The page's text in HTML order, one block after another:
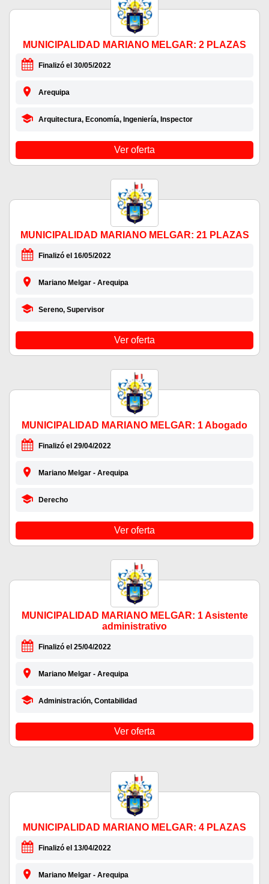
MUNICIPALIDAD MARIANO MELGAR: 2 PLAZAS
Finalizó el 30/05/2022
Arequipa
Arquitectura, Economía, Ingeniería, Inspector
Ver oferta
MUNICIPALIDAD MARIANO MELGAR: 21 PLAZAS
Finalizó el 16/05/2022
Mariano Melgar - Arequipa
Sereno, Supervisor
Ver oferta
MUNICIPALIDAD MARIANO MELGAR: 1 Abogado
Finalizó el 29/04/2022
Mariano Melgar - Arequipa
Derecho
Ver oferta
MUNICIPALIDAD MARIANO MELGAR: 1 Asistente
administrativo
Finalizó el 25/04/2022
Mariano Melgar - Arequipa
Administración, Contabilidad
Ver oferta
MUNICIPALIDAD MARIANO MELGAR: 4 PLAZAS
Finalizó el 13/04/2022
Mariano Melgar - Arequipa